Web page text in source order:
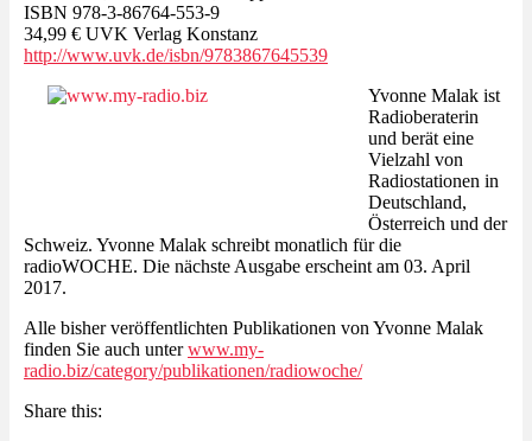
ISBN 978-3-86764-553-9
34,99 € UVK Verlag Konstanz
http://www.uvk.de/isbn/9783867645539
Yvonne Malak ist
Radioberaterin
und berät eine
Vielzahl von
Radiostationen in
Deutschland,
Österreich und der
Schweiz. Yvonne Malak schreibt monatlich für die
radioWOCHE. Die nächste Ausgabe erscheint am 03. April
2017.
Alle bisher veröffentlichten Publikationen von Yvonne Malak
finden Sie auch unterwww.my-
radio.biz/category/publikationen/radiowoche/
Share this: